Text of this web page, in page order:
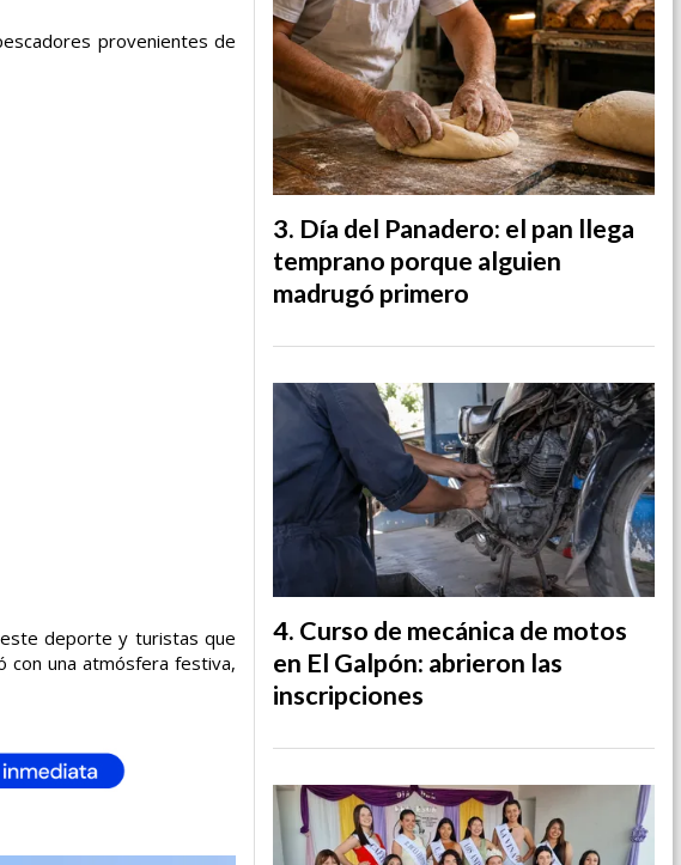
provenientes de
este deporte y turistas que
con una atmósfera festiva,
Día del Panadero: el pan llega
temprano porque alguien
madrugó primero
Curso de mecánica de motos
en El Galpón: abrieron las
inscripciones